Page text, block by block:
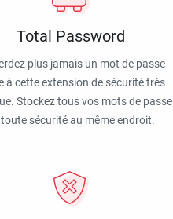
Total Password
plus jamais un mot de passe
à cette extension de sécurité très
Stockez tous vos mots de passe
sécurité au même endroit.